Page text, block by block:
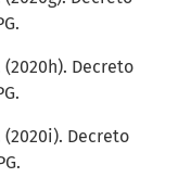
Decreto
Decreto